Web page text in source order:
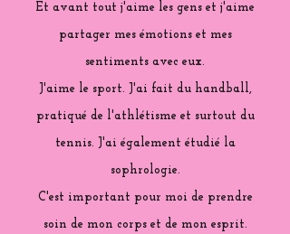
Et avant tout j'aime les gens et j'aime
partager mes émotions et mes
sentiments avec eux.
J'aime le sport. J'ai fait du handball,
pratiqué de l'athlétisme et surtout du
tennis. J'ai également étudié la
sophrologie.
C'est important pour moi de prendre
soin de mon corps et de mon esprit.